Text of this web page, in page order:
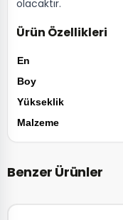
olacaktır.
Ürün Özellikleri
En
Boy
Yükseklik
Malzeme
Benzer Ürünler